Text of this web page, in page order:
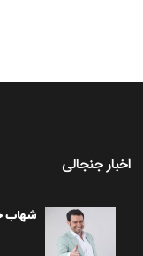
اخبار جنجالی
شهاب